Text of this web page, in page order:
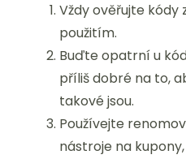
Vždy ověřujte kódy
použitím.
Buďte opatrní u
příliš dobré na to,
takové jsou.
Používejte
nástroje na